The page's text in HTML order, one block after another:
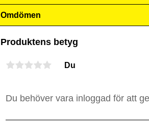
Omdömen
Produktens betyg
Du